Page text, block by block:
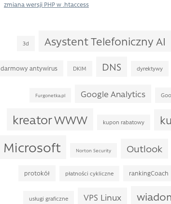
zmiana wersji PHP w .htaccess
3d Asystent Telefoniczny AI
darmowy antywirus DKIM DNS dyrektywy
Furgonetka.pl Google Analytics
kreator WWW kupon rabatowy
Microsoft Norton Security Outlook
protokół płatności cykliczne rankingCoach
usługi graficzne VPS Linux